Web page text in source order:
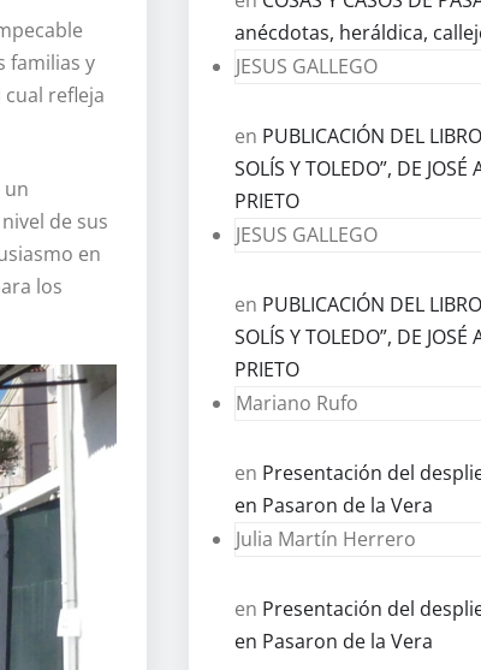
familias y
refleja
un
de sus
en
los
anécdotas, heráldica,
JESUS GALLEGO
en PUBLICACIÓN DEL
SOLÍS Y TOLEDO”, DE
PRIETO
JESUS GALLEGO
en PUBLICACIÓN DEL
SOLÍS Y TOLEDO”, DE
PRIETO
Mariano Rufo
en Presentación del
en Pasaron de la Vera
Julia Martín Herrero
en Presentación del
en Pasaron de la Vera